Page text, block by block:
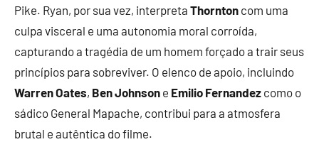
Pike. Ryan, por sua vez, interpreta Thornton com uma
culpa visceral e uma autonomia moral corroída,
capturando a tragédia de um homem forçado a trair seus
princípios para sobreviver. O elenco de apoio, incluindo
Warren Oates, Ben Johnson e Emilio Fernandez como o
sádico General Mapache, contribui para a atmosfera
brutal e autêntica do filme.